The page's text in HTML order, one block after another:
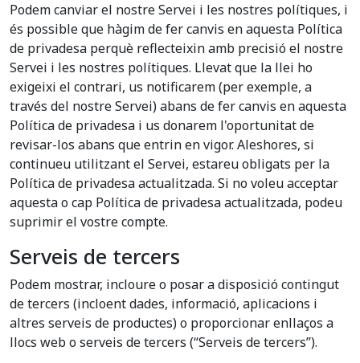
Podem canviar el nostre Servei i les nostres polítiques, i
és possible que hàgim de fer canvis en aquesta Política
de privadesa perquè reflecteixin amb precisió el nostre
Servei i les nostres polítiques. Llevat que la llei ho
exigeixi el contrari, us notificarem (per exemple, a
través del nostre Servei) abans de fer canvis en aquesta
Política de privadesa i us donarem l'oportunitat de
revisar-los abans que entrin en vigor. Aleshores, si
continueu utilitzant el Servei, estareu obligats per la
Política de privadesa actualitzada. Si no voleu acceptar
aquesta o cap Política de privadesa actualitzada, podeu
suprimir el vostre compte.
Serveis de tercers
Podem mostrar, incloure o posar a disposició contingut
de tercers (incloent dades, informació, aplicacions i
altres serveis de productes) o proporcionar enllaços a
llocs web o serveis de tercers (“Serveis de tercers”).